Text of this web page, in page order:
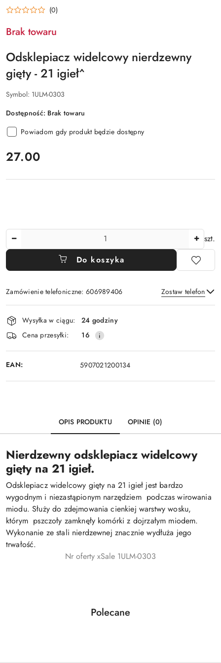
(0)
Brak towaru
Odsklepiacz widelcowy nierdzewny
gięty - 21 igieł^
Symbol: 1ULM-0303
Dostępność: Brak towaru
Powiadom gdy produkt będzie dostępny
cena:
27.00
szt.
Do koszyka
Zamówienie telefoniczne: 606989406 Zostaw telefon
Wyślij
Dostępność
i
dostawa
Wysyłka w ciągu:
24 godziny
Cena przesyłki:
16
EAN: 5907021200134
OPIS PRODUKTU OPINIE (0)
Nierdzewny odsklepiacz widelcowy
gięty na 21 igieł.
Odsklepiacz widelcowy gięty na 21 igieł jest bardzo
wygodnym i niezastąpionym narzędziem podczas wirowania
miodu. Służy do zdejmowania cienkiej warstwy wosku,
którym pszczoły zamknęły komórki z dojrzałym miodem.
Wykonanie ze stali nierdzewnej znacznie wydłuża jego
trwałość.
Nr oferty xSale 1ULM-0303
Pomiń karuzelę produktów
Produkty
Polecane